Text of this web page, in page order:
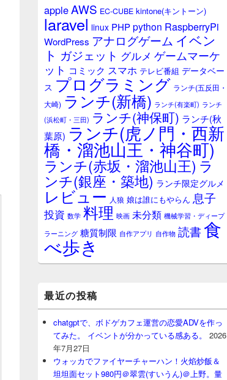
ジ
ッ
ト
appleAWS EC-CUBE kintone(キントーン)
laravel linux PHPpython RaspberryPi
WordPress アナログゲーム イベン
ト ガジェット グルメ ゲームマーケ
ット コミック スマホ テレビ番組 データベー
ス プログラミング ランチ(五反田・
大崎) ランチ(新橋) ランチ(有楽町) ランチ
(浜松町・三田) ランチ(神保町) ランチ(秋
葉原) ランチ(虎ノ門・西新
橋・溜池山王・神谷町)
ランチ(赤坂・溜池山王) ラ
ンチ(銀座・築地) ランチ限定グルメ
レビュー 人狼 娘は誰にもやらん 息子
投資 数学 料理 映画 未分類 機械学習・ディープ
ラーニング 糖質制限 自作アプリ 自作物 読書食
べ歩き
最近の投稿
chatgptで、ボドゲカフェ運営の恋愛ADVを作っ
てみた。 イベントが分かっている感ある。
2026
年7月27日
ウォッカでファイヤーチャーハン！火焰炒飯＆
坦坦面セット980円＠翠雲(すいうん)＠上野。量